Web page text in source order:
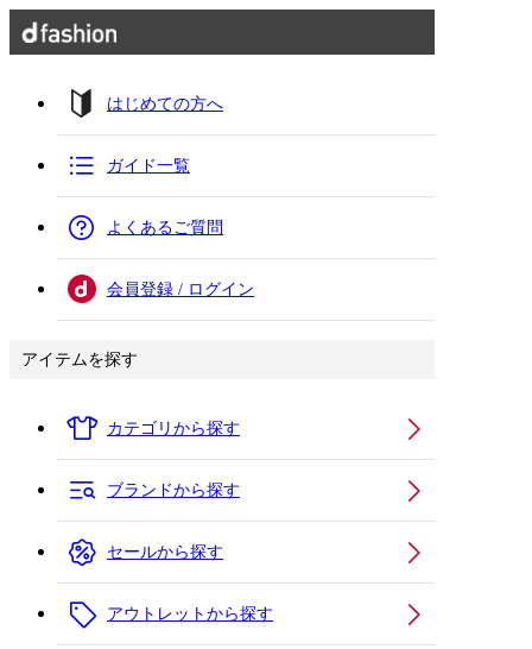
はじめての方へ
ガイド一覧
よくあるご質問
会員登録 / ログイン
アイテムを探す
カテゴリから探す
ブランドから探す
セールから探す
アウトレットから探す